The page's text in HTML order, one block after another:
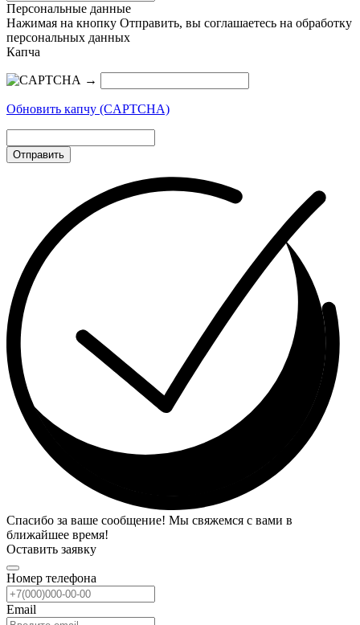
Персональные данные
Нажимая на кнопку Отправить, вы соглашаетесь на обработку
персональных данных
Капча
→
Обновить капчу (CAPTCHA)
Отправить
Спасибо за ваше сообщение! Мы свяжемся с вами в
ближайшее время!
Оставить заявку
Номер телефона
Email